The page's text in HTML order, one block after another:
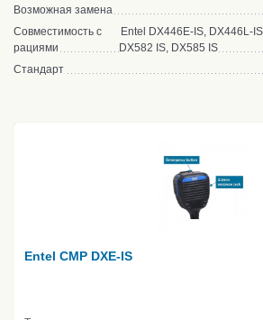
Возможная замена
Совместимость с
рациями
Entel DX446E-IS, DX446L-
DX582 IS, DX585 IS
Стандарт
Entel CMP DXE-IS